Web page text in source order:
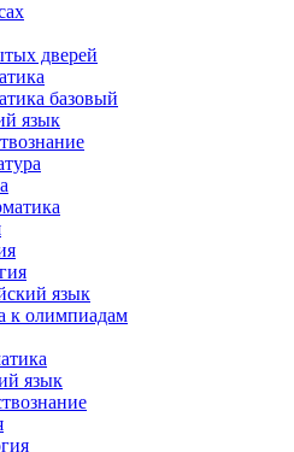
дверей
базовый
язык
язык
к олимпиадам
язык